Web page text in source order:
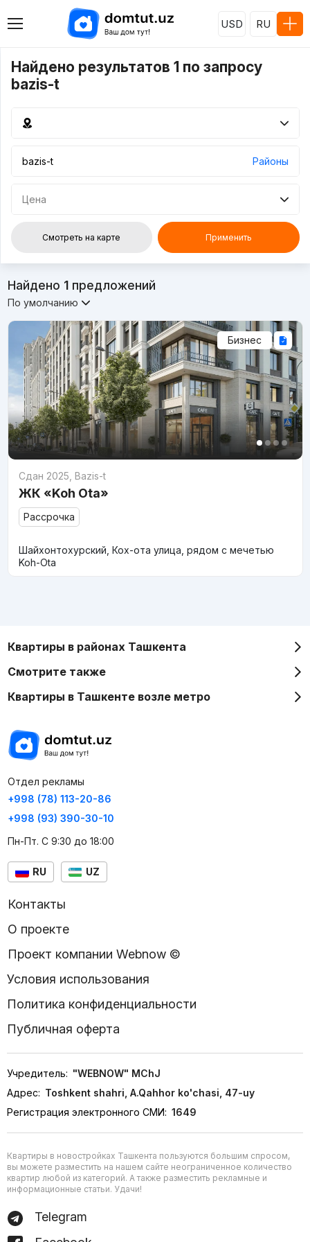
USD RU
Найдено результатов 1 по запросу
bazis-t
Районы
Цена
Смотреть на карте Применить
Найдено 1предложений
По умолчанию
Бизнес
Сдан 2025 Bazis-t
ЖК «Koh Ota»
Рассрочка
Шайхонтохурский, Кох-ота улица, рядом с мечетью
Koh-Ota
Квартиры в районах Ташкента
Смотрите также
Квартиры в Ташкенте возле метро
Отдел рекламы
+998 (78) 113-20-86
+998 (93) 390-30-10
Пн-Пт. С 9:30 до 18:00
RU UZ
Контакты
О проекте
Проект компании Webnow ©
Условия использования
Политика конфиденциальности
Публичная оферта
Учредитель: "WEBNOW" MChJ
Адрес: Toshkent shahri, A.Qahhor ko'chasi, 47-uy
Регистрация электронного СМИ: 1649
Квартиры в новостройках Ташкента пользуются большим спросом,
вы можете разместить на нашем сайте неограниченное количество
квартир любой из категорий. А также разместить рекламные и
информационные статьи. Удачи!
Telegram